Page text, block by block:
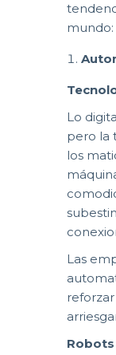
mundo:
Lo
pero la
los
Las